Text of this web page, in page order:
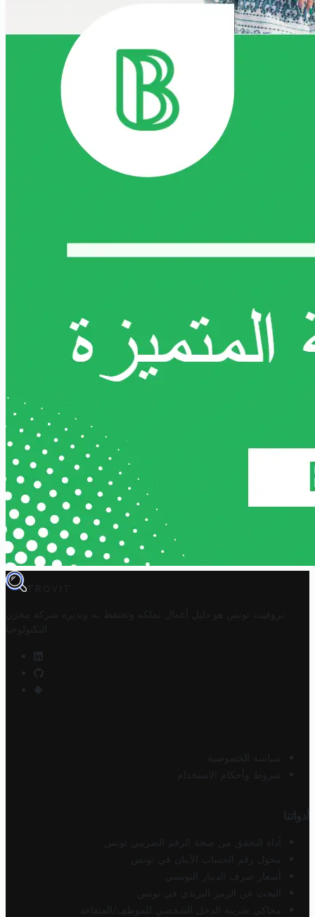
TROVIT
تروفيت تونس هو دليل أعمال تملكه وتحتفظ به وتديره
شركة مخزن
التكنولوجيا
سياسة الخصوصية
شروط وأحكام الاستخدام
أدواتنا
أداة التحقق من صحة الرقم الضريبي تونس
محول رقم الحساب الآيبان في تونس
أسعار صرف الدينار التونسي
البحث عن الرمز البريدي في تونس
محاكي ضريبة الدخل الشخصي للموظف/المتقاعد